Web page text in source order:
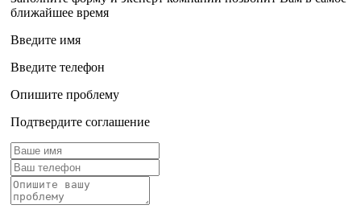
ближайшее время
Введите имя
Введите телефон
Опишите проблему
Подтвердите соглашение